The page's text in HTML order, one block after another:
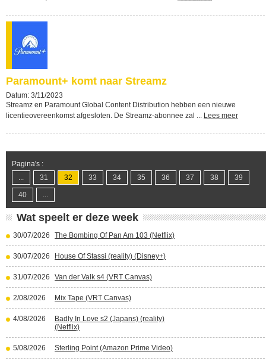
Paramount+ komt naar Streamz
Datum: 3/11/2023
Streamz en Paramount Global Content Distribution hebben een nieuwe
licentieovereenkomst afgesloten. De Streamz-abonnee zal ... Lees meer
Pagina's :
...
31 32 33 34 35 36 37 38 39
40 ...
Wat speelt er deze week
30/07/2026 The Bombing Of Pan Am 103 (Netflix)
30/07/2026 House Of Stassi (reality) (Disney+)
31/07/2026 Van der Valk s4 (VRT Canvas)
2/08/2026 Mix Tape (VRT Canvas)
4/08/2026
Badly In Love s2 (Japans) (reality)
(Netflix)
5/08/2026 Sterling Point (Amazon Prime Video)